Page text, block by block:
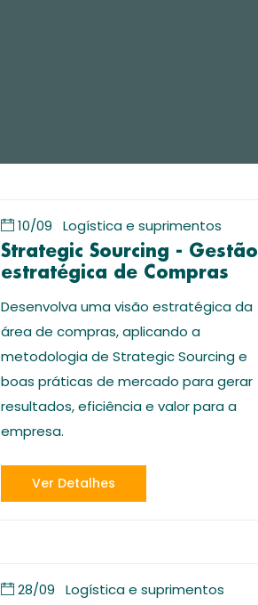
10/09 Logística e suprimentos
Strategic Sourcing - Gestão
estratégica de Compras
Desenvolva uma visão estratégica da
área de compras, aplicando a
metodologia de Strategic Sourcing e
boas práticas de mercado para gerar
resultados, eficiência e valor para a
empresa.
Ver Detalhes
28/09 Logística e suprimentos